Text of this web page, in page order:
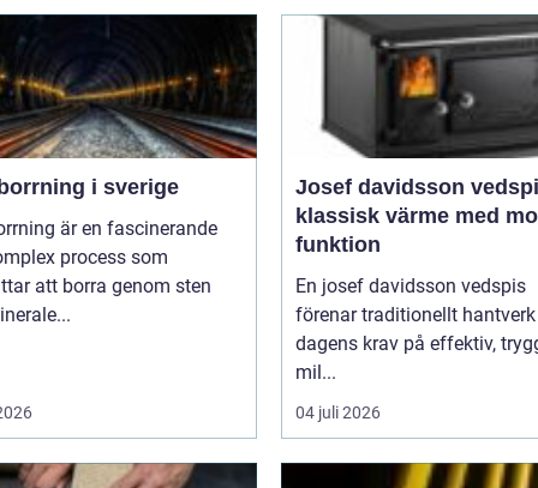
i sverige
är en fascinerande
process som
att borra genom sten
Josef davidsson
klassisk värme med
funktion
En josef davidsson vedspis
förenar traditionellt
dagens krav på effektiv,
mil...
04 juli 2026